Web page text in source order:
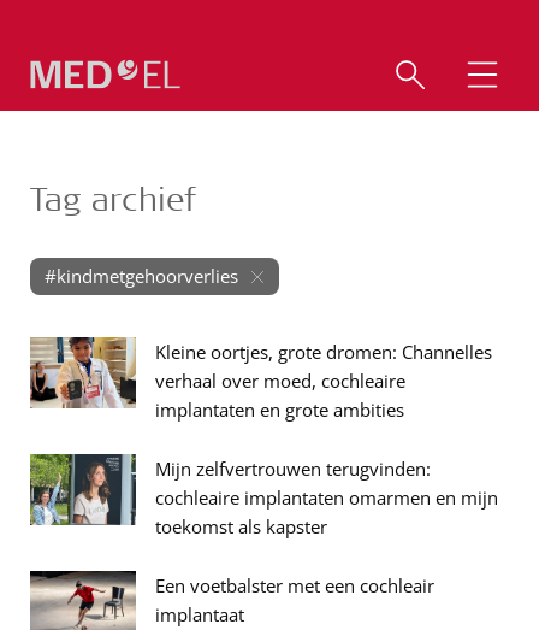
Tag archief
#kindmetgehoorverlies
Kleine oortjes, grote dromen: Channelles
verhaal over moed, cochleaire
implantaten en grote ambities
Mijn zelfvertrouwen terugvinden:
cochleaire implantaten omarmen en mijn
toekomst als kapster
Een voetbalster met een cochleair
implantaat